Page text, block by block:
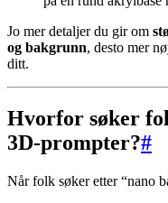
Jo mer detaljer du gir om
og bakgrunn, desto mer
ditt.
Hvorfor søker
3D-prompter?#
Når folk søker etter “nano